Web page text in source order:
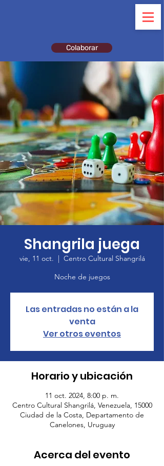
Colaborar
Shangrila juega
vie, 11 oct.
  |
Centro Cultural Shangrilá
Noche de juegos
Las entradas no están a la
venta
Ver otros eventos
Horario y ubicación
11 oct. 2024, 8:00 p. m.
Centro Cultural Shangrilá, Venezuela, 15000
Ciudad de la Costa, Departamento de
Canelones, Uruguay
Acerca del evento